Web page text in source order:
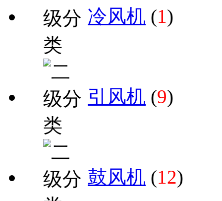
冷风机 (1)
引风机 (9)
鼓风机 (12)